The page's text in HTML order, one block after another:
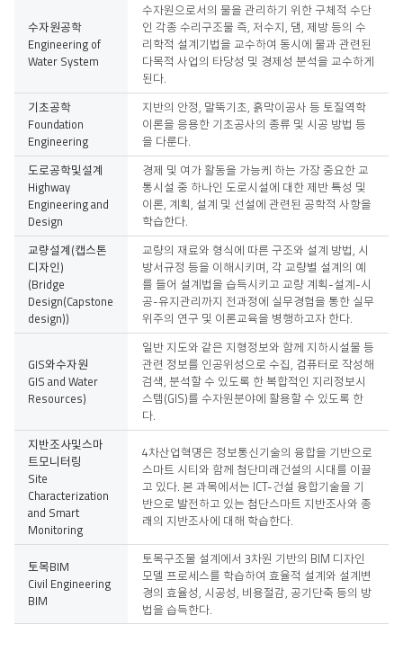
수자원공학
Engineering of
Water System
수자원으로서의 물을 관리하기 위한 구체적 수단
인 각종 수리구조물 즉, 저수지, 댐, 제방 등의 수
리학적 설계기법을 교수하여 동시에 물과 관련된
다목적 사업의 타당성 및 경제성 분석을 교수하게
된다.
기초공학
Foundation
Engineering
지반의 안정, 말뚝기초, 흙막이공사 등 토질역학
이론을 응용한 기초공사의 종류 및 시공 방법 등
을 다룬다.
도로공학및설계
Highway
Engineering and
Design
경제 및 여가 활동을 가능케 하는 가장 중요한 교
통시설 중 하나인 도로시설에 대한 제반 특성 및
이론, 계획, 설계 및 선설에 관련된 공학적 사항을
학습한다.
교량설계(캡스톤
디자인)
(Bridge
Design(Capstone
design))
교량의 재료와 형식에 따른 구조와 설계 방법, 시
방서규정 등을 이해시키며, 각 교량별 설계의 예
를 들어 설계법을 습득시키고 교량 계획-설계-시
공-유지관리까지 전과정에 실무경험을 통한 실무
위주의 연구 및 이론교육을 병행하고자 한다.
GIS와수자원
GIS and Water
Resources)
일반 지도와 같은 지형정보와 함께 지하시설물 등
관련 정보를 인공위성으로 수집, 컴퓨터로 작성해
검색, 분석할 수 있도록 한 복합적인 지리정보시
스템(GIS)를 수자원분야에 활용할 수 있도록 한
다.
지반조사및스마
트모니터링
Site
Characterization
and Smart
Monitoring
4차산업혁명은 정보통신기술의 융합을 기반으로
스마트 시티와 함께 첨단미래건설의 시대를 이끌
고 있다. 본 과목에서는 ICT-건설 융합기술을 기
반으로 발전하고 있는 첨단스마트 지반조사와 종
래의 지반조사에 대해 학습한다.
토목BIM
Civil Engineering
BIM
토목구조물 설계에서 3차원 기반의 BIM 디자인
모델 프로세스를 학습하여 효율적 설계와 설계변
경의 효율성, 시공성, 비용절감, 공기단축 등의 방
법을 습득한다.